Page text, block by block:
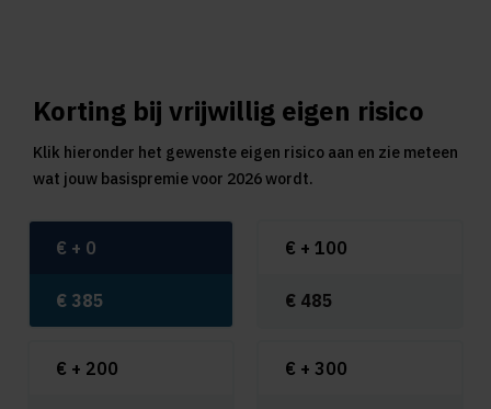
Korting bij vrijwillig eigen risico
Klik hieronder het gewenste eigen risico aan en zie meteen
wat jouw basispremie voor 2026 wordt.
€ + 0
€ 385
€ + 100
€ 485
€ + 200 € + 300